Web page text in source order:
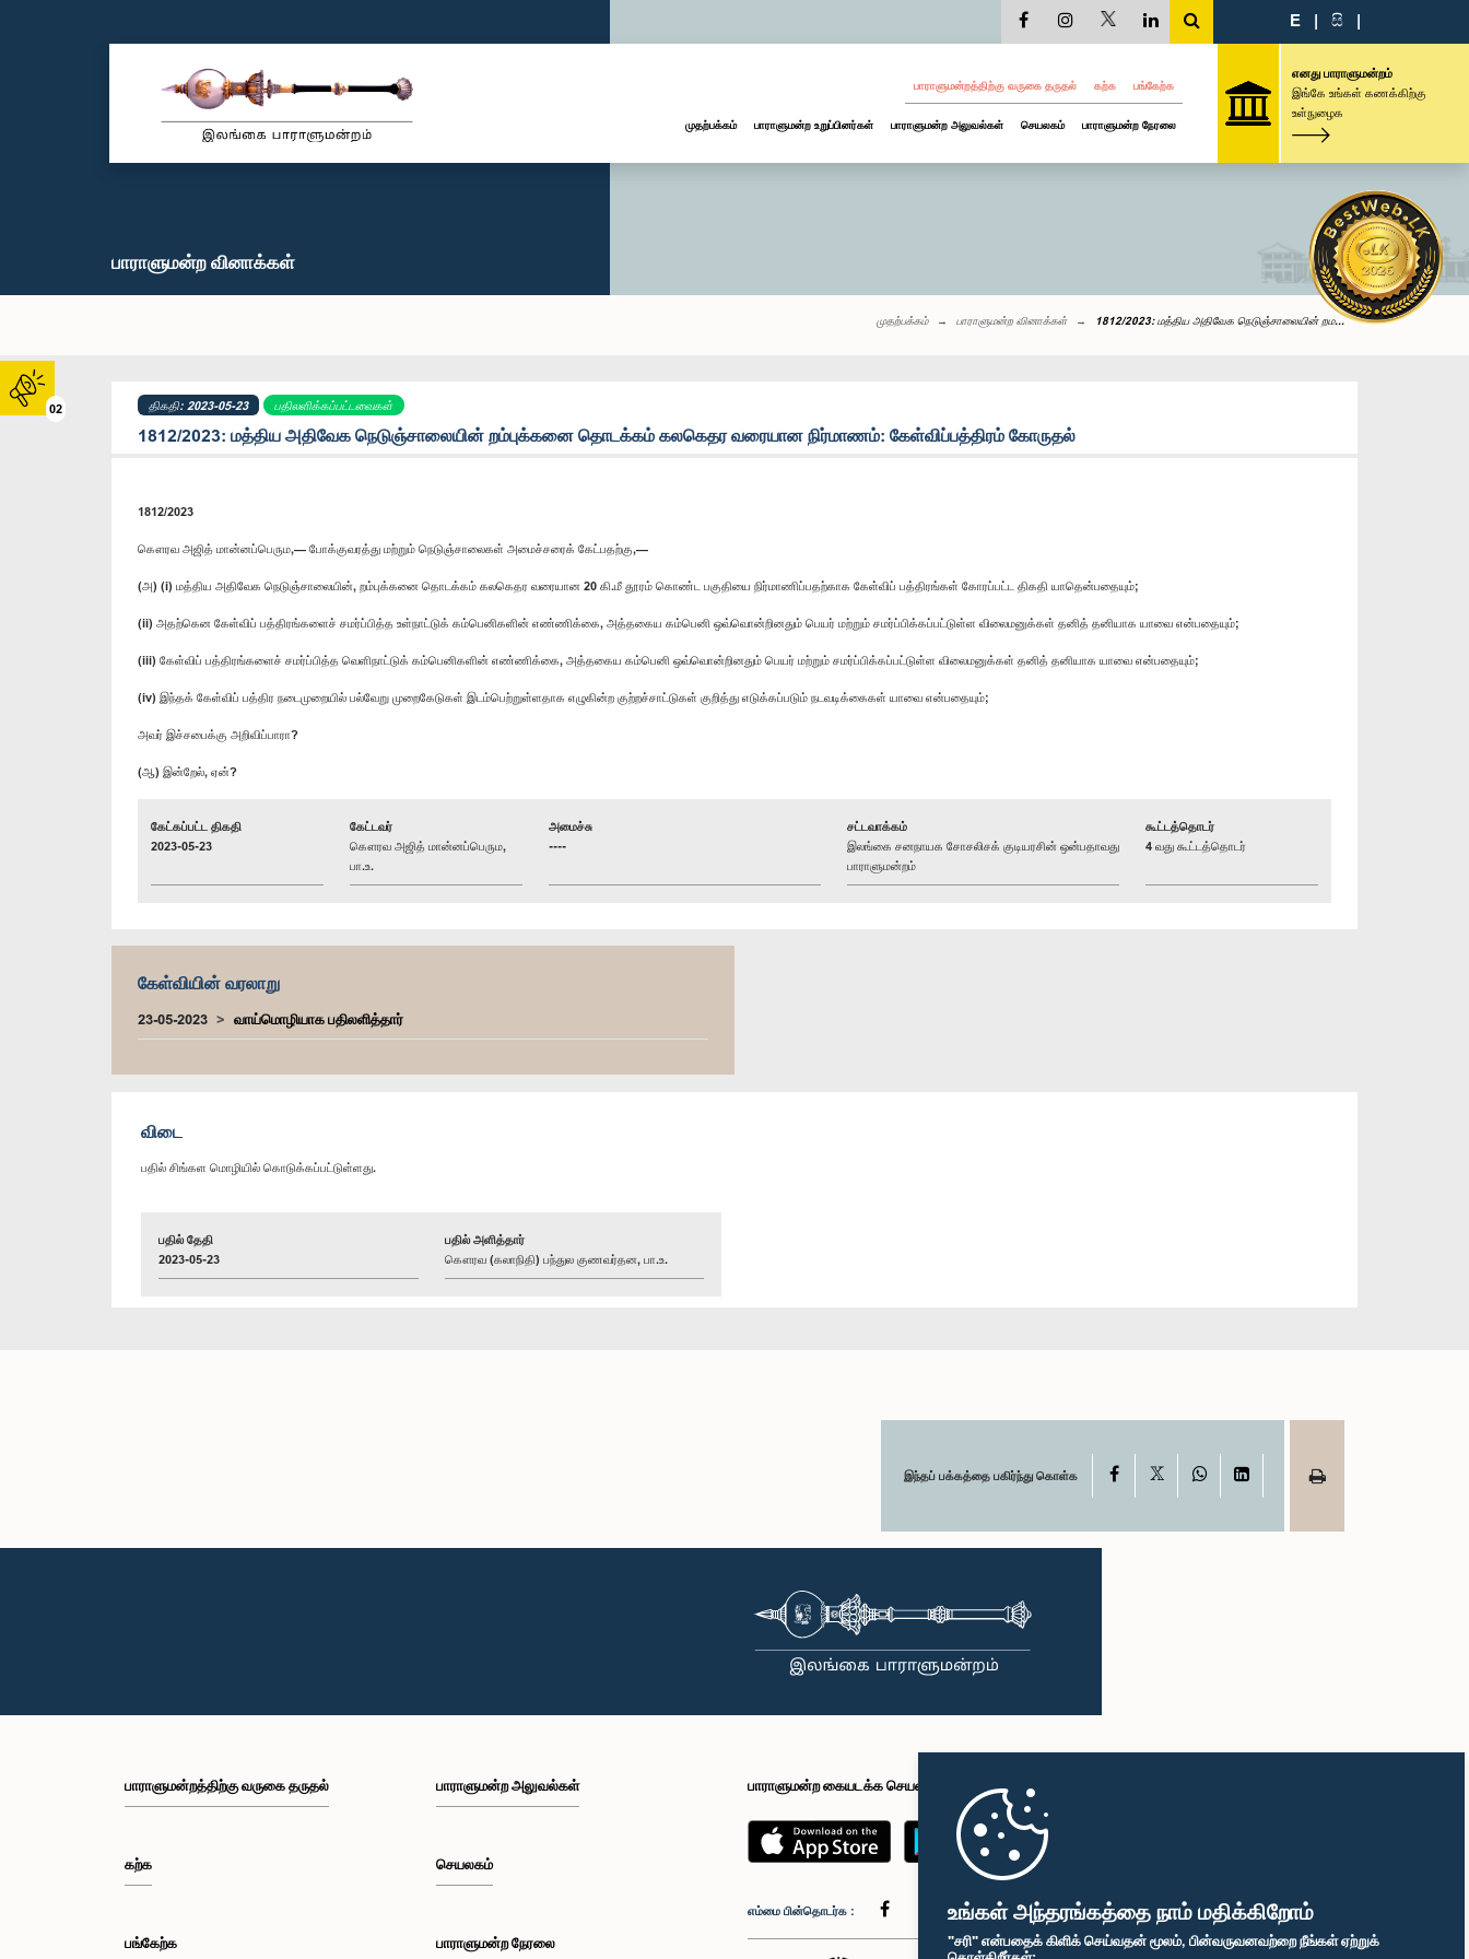
உங்கள் அந்தரங்கத்தை நாம் மதிக்கிறோம்
"சரி" என்பதைக் கிளிக் செய்வதன் மூலம், பின்வருவனவற்றை நீங்கள் ஏற்றுக்
02
E | සි |
பாராளுமன்றத்திற்கு வருகை தருதல் கற்க பங்கேற்க
முதற்பக்கம் பாராளுமன்ற உறுப்பினர்கள் பாராளுமன்ற அலுவல்கள் செயலகம் பாராளுமன்ற நேரலை
எனது பாராளுமன்றம்
இங்கே உங்கள் கணக்கிற்கு
உள்நுழைக
பாராளுமன்ற வினாக்கள்
முதற்பக்கம் பாராளுமன்ற வினாக்கள் 1812/2023: மத்திய அதிவேக நெடுஞ்சாலையின் றம...
திகதி: 2023-05-23 பதிலளிக்கப்பட்டவைகள்
1812/2023: மத்திய அதிவேக நெடுஞ்சாலையின் றம்புக்கனை தொடக்கம் கலகெதர வரையான நிர்மாணம்: கேள்விப்பத்திரம் கோருதல்
1812/2023
கௌரவ அஜித் மான்னப்பெரும,— போக்குவரத்து மற்றும் நெடுஞ்சாலைகள் அமைச்சரைக் கேட்பதற்கு,—
(அ) (i) மத்திய அதிவேக நெடுஞ்சாலையின், றம்புக்கனை தொடக்கம் கலகெதர வரையான 20 கி.மீ தூரம் கொண்ட பகுதியை நிர்மாணிப்பதற்காக கேள்விப் பத்திரங்கள் கோரப்பட்ட திகதி யாதென்பதையும்;
(ii) அதற்கென கேள்விப் பத்திரங்களைச் சமர்ப்பித்த உள்நாட்டுக் கம்பெனிகளின் எண்ணிக்கை, அத்தகைய கம்பெனி ஒவ்வொன்றினதும் பெயர் மற்றும் சமர்ப்பிக்கப்பட்டுள்ள விலைமனுக்கள் தனித் தனியாக யாவை என்பதையும்;
(iii) கேள்விப் பத்திரங்களைச் சமர்ப்பித்த வெளிநாட்டுக் கம்பெனிகளின் எண்ணிக்கை, அத்தகைய கம்பெனி ஒவ்வொன்றினதும் பெயர் மற்றும் சமர்ப்பிக்கப்பட்டுள்ள விலைமனுக்கள் தனித் தனியாக யாவை என்பதையும்;
(iv) இந்தக் கேள்விப் பத்திர நடைமுறையில் பல்வேறு முறைகேடுகள் இடம்பெற்றுள்ளதாக எழுகின்ற குற்றச்சாட்டுகள் குறித்து எடுக்கப்படும் நடவடிக்கைகள் யாவை என்பதையும்;
அவர் இச்சபைக்கு அறிவிப்பாரா?
(ஆ) இன்றேல், ஏன்?
கேட்கப்பட்ட திகதி
2023-05-23
கேட்டவர்
கௌரவ அஜித் மான்னப்பெரும,
பா.உ.
அமைச்சு
----
சட்டவாக்கம்
இலங்கை சனநாயக சோசலிசக் குடியரசின் ஒன்பதாவது
பாராளுமன்றம்
கூட்டத்தொடர்
4 வது கூட்டத்தொடர்
கேள்வியின் வரலாறு
23-05-2023 வாய்மொழியாக பதிலளித்தார்
விடை
பதில் சிங்கள மொழியில் கொடுக்கப்பட்டுள்ளது.
பதில் தேதி
2023-05-23
பதில் அளித்தார்
கௌரவ (கலாநிதி) பந்துல குணவர்தன, பா.உ.
இந்தப் பக்கத்தை பகிர்ந்து கொள்க Facebook WhatsAppLinkedIn
பாராளுமன்றத்திற்கு வருகை தருதல்
கற்க
பங்கேற்க
பாராளுமன்ற அலுவல்கள்
செயலகம்
பாராளுமன்ற நேரலை
பாராளுமன்ற கையடக்க செயலி
எம்மை பின்தொடர்க :